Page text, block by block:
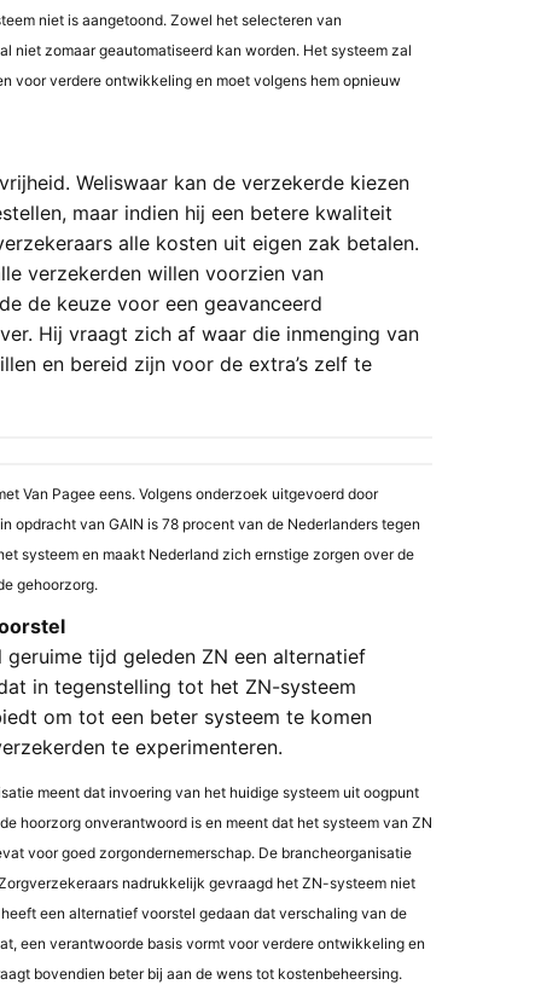
niet is aangetoond. Zowel het selecteren van
niet zomaar geautomatiseerd kan worden. Het systeem zal
voor verdere ontwikkeling en moet volgens hem opnieuw
Weliswaar kan de verzekerde kiezen
maar indien hij een betere kwaliteit
alle kosten uit eigen zak betalen.
verzekerden willen voorzien van
de keuze voor een geavanceerd
Hij vraagt zich af waar die inmenging van
en bereid zijn voor de extra’s zelf te
Van Pagee eens. Volgens onderzoek uitgevoerd door
opdracht van GAIN is 78 procent van de Nederlanders tegen
systeem en maakt Nederland zich ernstige zorgen over de
gehoorzorg.
geruime tijd geleden ZN een alternatief
in tegenstelling tot het ZN-systeem
om tot een beter systeem te komen
te experimenteren.
meent dat invoering van het huidige systeem uit oogpunt
hoorzorg onverantwoord is en meent dat het systeem van ZN
voor goed zorgondernemerschap. De brancheorganisatie
nadrukkelijk gevraagd het ZN-systeem niet
een alternatief voorstel gedaan dat verschaling van de
een verantwoorde basis vormt voor verdere ontwikkeling en
bovendien beter bij aan de wens tot kostenbeheersing.